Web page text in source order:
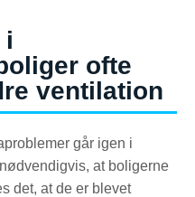
i
ofte
ventilation
går igen i
at boligerne
det, at de er blevet